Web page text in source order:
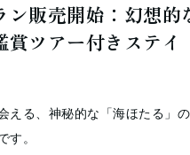
院 Accademia delle Belle Arti
センターで文化指導員
ン販売開始：幻想的
賞ツアー付きステイ
える、神秘的な「海ほたる」
す。